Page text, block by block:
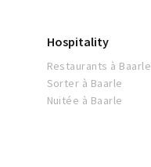
Hospitality
Restaurants à Baarle
Sorter à Baarle
Nuitée à Baarle